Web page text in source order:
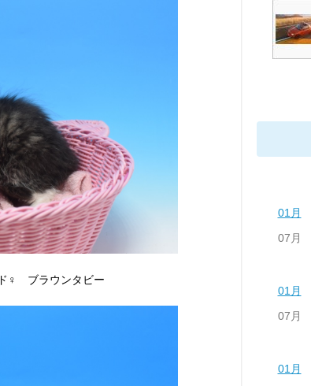
♀ ブラウンタビー
01月
07月
01月
07月
01月